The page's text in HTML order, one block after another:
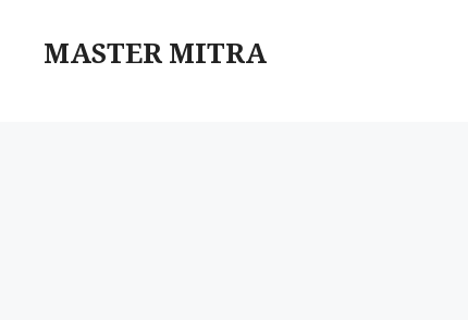
contentMASTER MITRA